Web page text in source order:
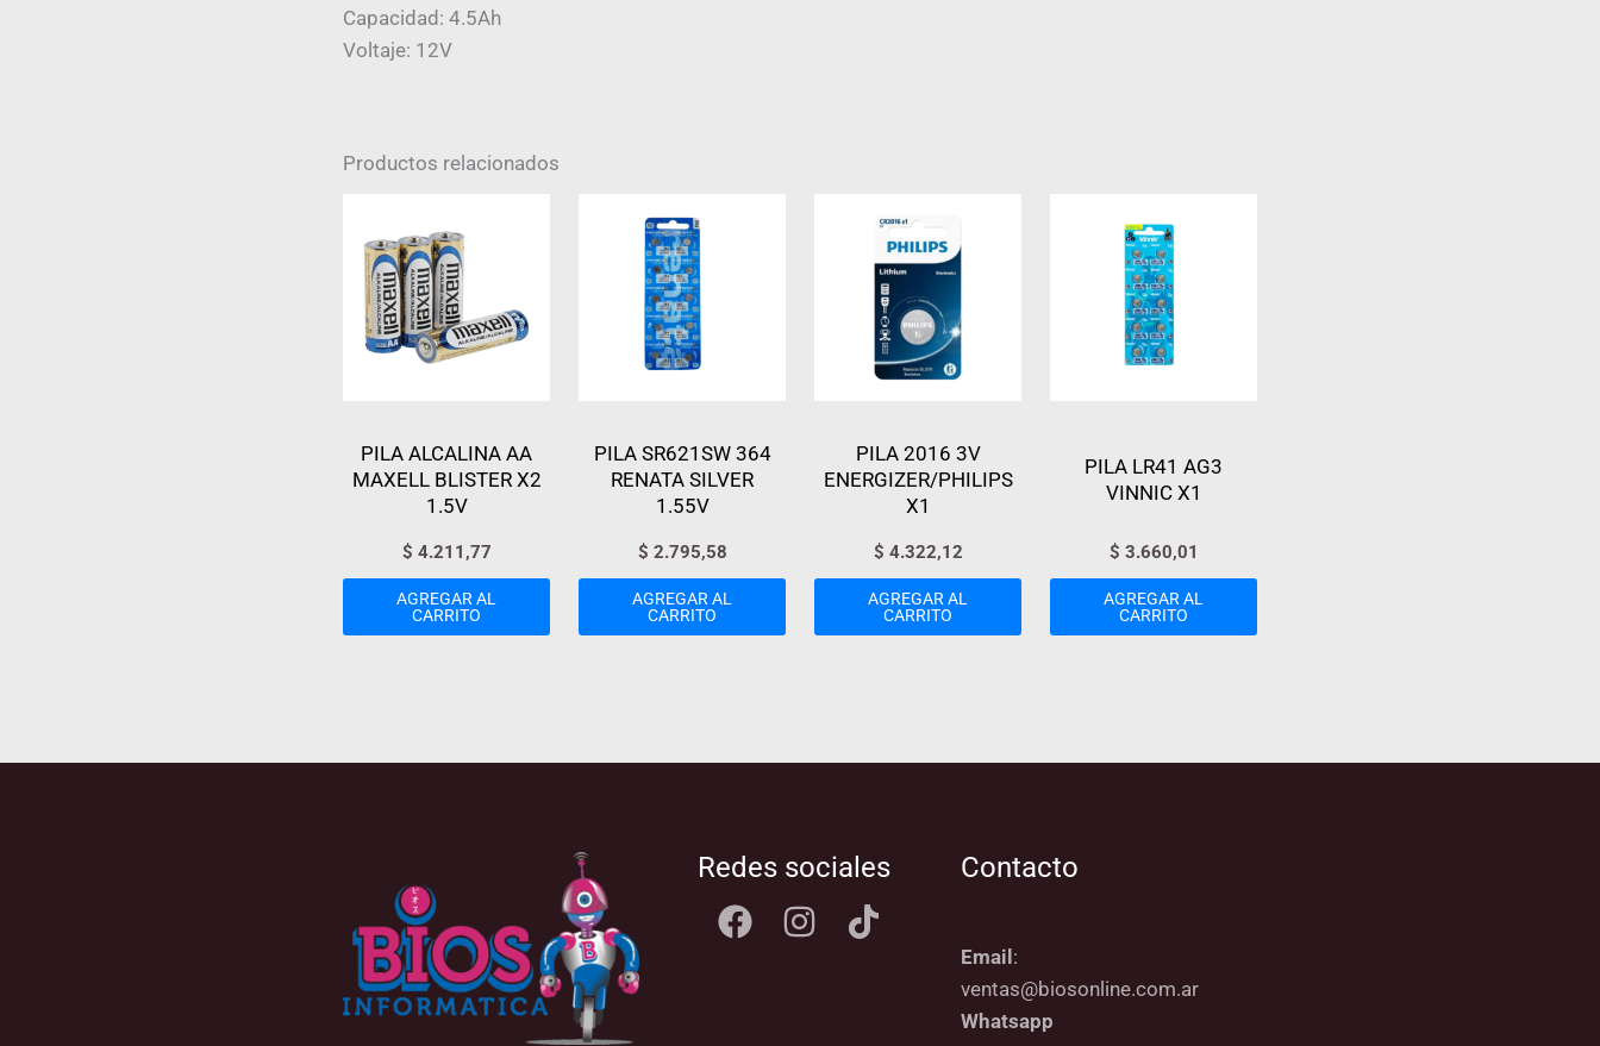
Capacidad: 4.5Ah
Voltaje: 12V
Productos relacionados
PILA ALCALINA AA
MAXELL BLISTER X2
1.5V
$ 4.211,77
AGREGAR AL
CARRITO
PILA SR621SW 364
RENATA SILVER
1.55V
$ 2.795,58
AGREGAR AL
CARRITO
PILA 2016 3V
ENERGIZER/PHILIPS
X1
$ 4.322,12
AGREGAR AL
CARRITO
PILA LR41 AG3
VINNIC X1
$ 3.660,01
AGREGAR AL
CARRITO
Redes sociales Contacto
Email:
ventas@biosonline.com.ar
Whatsapp